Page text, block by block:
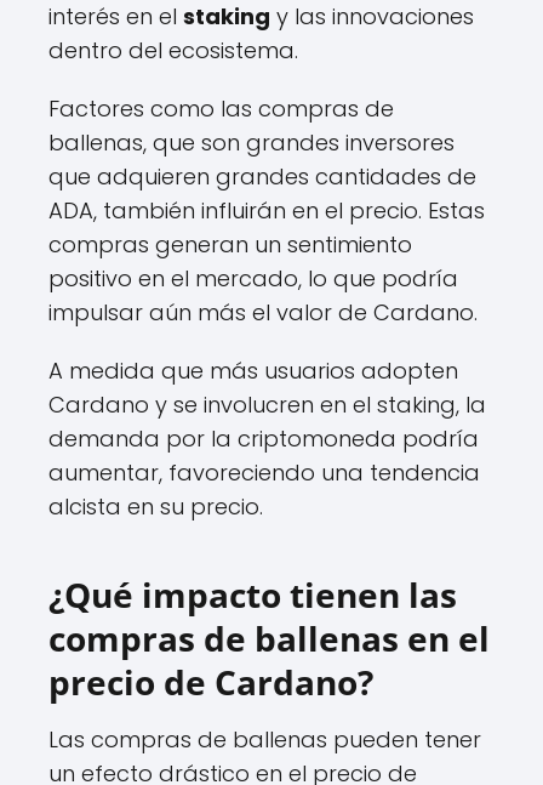
interés en el staking y las innovaciones
dentro del ecosistema.
Factores como las compras de
ballenas, que son grandes inversores
que adquieren grandes cantidades de
ADA, también influirán en el precio. Estas
compras generan un sentimiento
positivo en el mercado, lo que podría
impulsar aún más el valor de Cardano.
A medida que más usuarios adopten
Cardano y se involucren en el staking, la
demanda por la criptomoneda podría
aumentar, favoreciendo una tendencia
alcista en su precio.
¿Qué impacto tienen las
compras de ballenas en el
precio de Cardano?
Las compras de ballenas pueden tener
un efecto drástico en el precio de